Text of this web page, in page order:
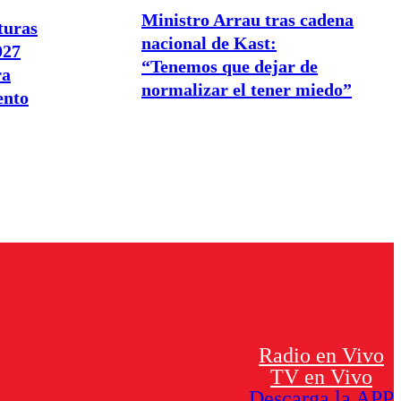
Ministro Arrau tras cadena
nacional de Kast:
“Tenemos que dejar de
normalizar el tener miedo”
Radio en Vivo
TV en Vivo